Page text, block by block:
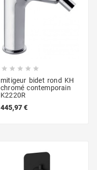
    
mitigeur bidet rond KH
chromé contemporain
K2220R
445,97 €